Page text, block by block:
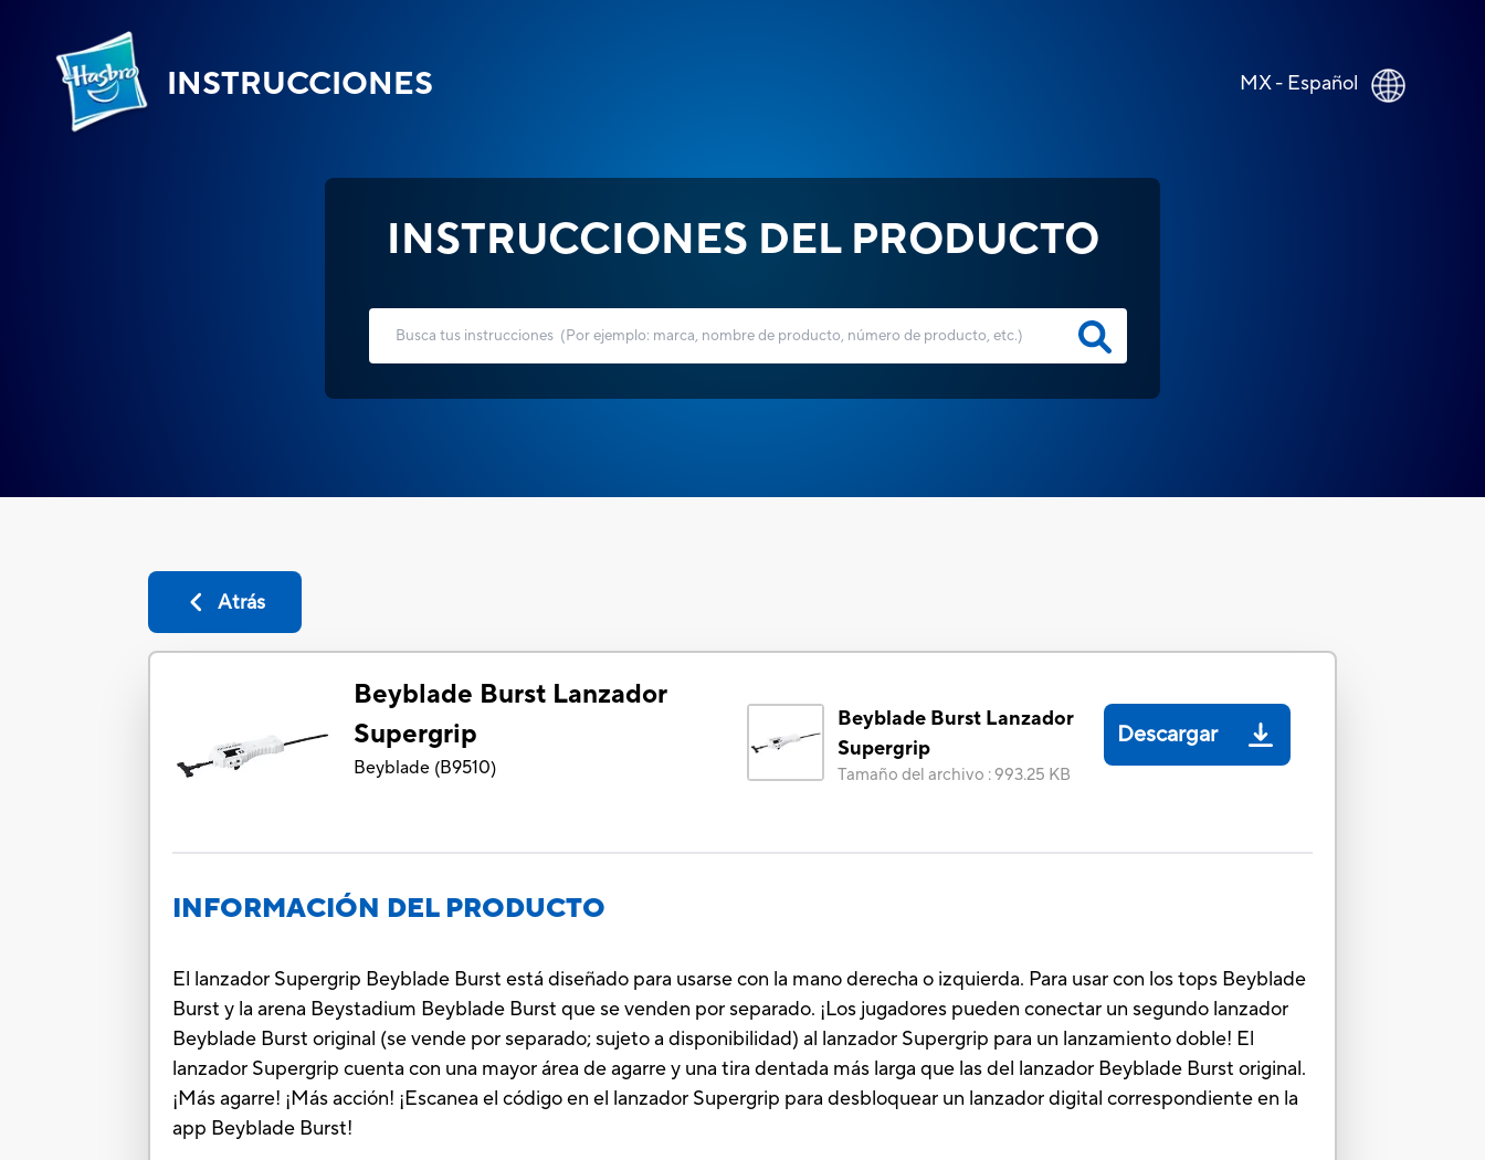
INSTRUCCIONES MX - Español
INSTRUCCIONES DEL PRODUCTO
Atrás
Beyblade Burst Lanzador
Supergrip
Beyblade (B9510)
Beyblade Burst Lanzador
Supergrip
Tamaño del archivo :993.25 KB
Descargar
INFORMACIÓN DEL PRODUCTO
El lanzador Supergrip Beyblade Burst está diseñado para usarse con la mano derecha o izquierda. Para usar con los tops Beyblade
Burst y la arena Beystadium Beyblade Burst que se venden por separado. ¡Los jugadores pueden conectar un segundo lanzador
Beyblade Burst original (se vende por separado; sujeto a disponibilidad) al lanzador Supergrip para un lanzamiento doble! El
lanzador Supergrip cuenta con una mayor área de agarre y una tira dentada más larga que las del lanzador Beyblade Burst original.
¡Más agarre! ¡Más acción! ¡Escanea el código en el lanzador Supergrip para desbloquear un lanzador digital correspondiente en la
app Beyblade Burst!